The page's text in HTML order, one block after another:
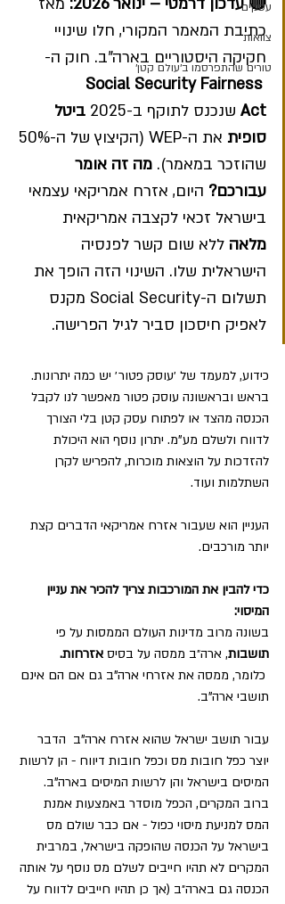
עסקים
צוואות
טורים שהתפרסמו ב׳עולם קטן׳
כתיבת המאמר המקורי, חלו שינויי
חקיקה היסטוריים בארה"ב. חוק ה-
Social Security Fairness
Act שנכנס לתוקף ב-2025
ביטל
סופית
שהוזכר במאמר). מה זה אומר
עבורכם? היום, אזרח אמריקאי עצמאי
בישראל זכאי לקצבה אמריקאית
מלאה ללא שום קשר לפנסיה
הישראלית שלו. השינוי הזה הופך את
תשלום ה-Social Security מקנס
לאפיק חיסכון סביר לגיל הפרישה.
כידוע, למעמד של ׳עוסק פטור׳ יש כמה יתרונות.
בראש ובראשונה עוסק פטור מאפשר לנו לקבל
הכנסה מהצד או לפתוח עסק קטן בלי הצורך
לדווח ולשלם מע"מ. יתרון נוסף הוא היכולת
להזדכות על הוצאות מוכרות, להפריש לקרן
השתלמות ועוד.
העניין הוא שעבור אזרח אמריקאי הדברים קצת
יותר מורכבים.
כדי להבין את המורכבות צריך להכיר את עניין
המיסוי:
בשונה מרוב מדינות העולם הממסות על פי
תושבות, ארה״ב ממסה על בסיס אזרחות.
כלומר, ממסה את אזרחי ארה"ב גם אם הם אינם
תושבי ארה"ב.
עבור תושב ישראל שהוא אזרח ארה"ב  הדבר
יוצר כפל חובות מס וכפל חובות דיווח - הן לרשות
המיסים בישראל והן לרשות המיסים בארה"ב.
ברוב המקרים, הכפל מוסדר באמצעות אמנת
המס למניעת מיסוי כפול - אם כבר שולם מס
בישראל על הכנסה שהופקה בישראל, במרבית
המקרים לא תהיו חייבים לשלם מס נוסף על אותה
הכנסה גם בארה״ב (אך כן תהיו חייבים לדווח על